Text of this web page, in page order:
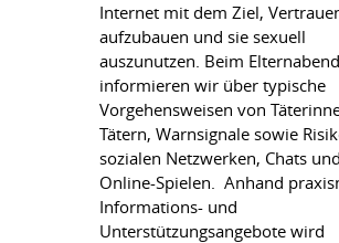
Internet mit dem Ziel,
aufzubauen und sie sexuell
auszunutzen. Beim Elternabend
informieren wir über typische
Vorgehensweisen von
Tätern, Warnsignale sowie
sozialen Netzwerken, Chats und
Online-Spielen. Anhand
Informations- und
Unterstützungsangebote wird